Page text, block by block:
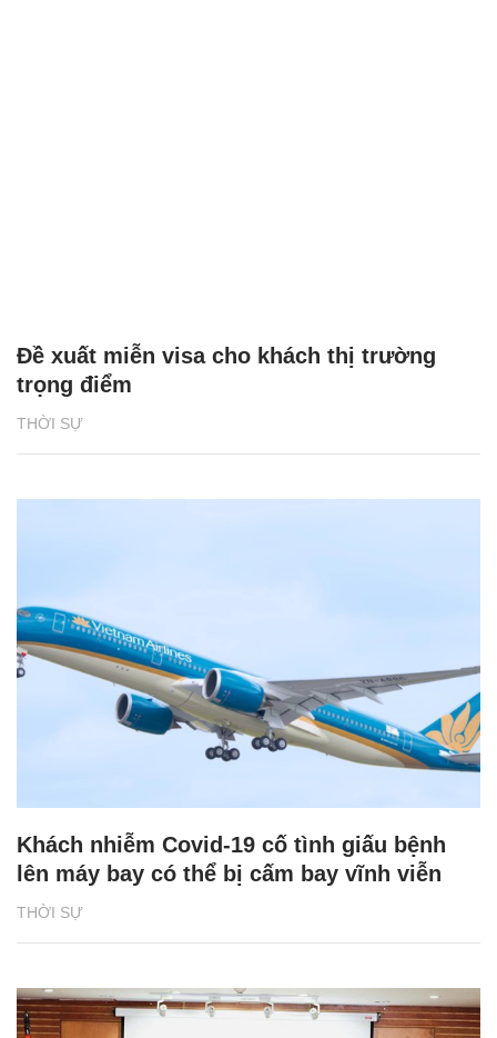
THỜI SỰ
Đề xuất miễn visa cho khách thị trường
trọng điểm
THỜI SỰ
Khách nhiễm Covid-19 cố tình giấu bệnh
lên máy bay có thể bị cấm bay vĩnh viễn